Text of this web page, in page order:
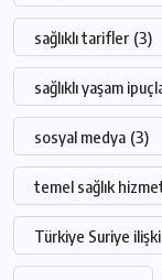
sağlıklı tarifler (3)
sağlıklı yaşam
sosyal medya (3)
temel sağlık
Türkiye Suriye